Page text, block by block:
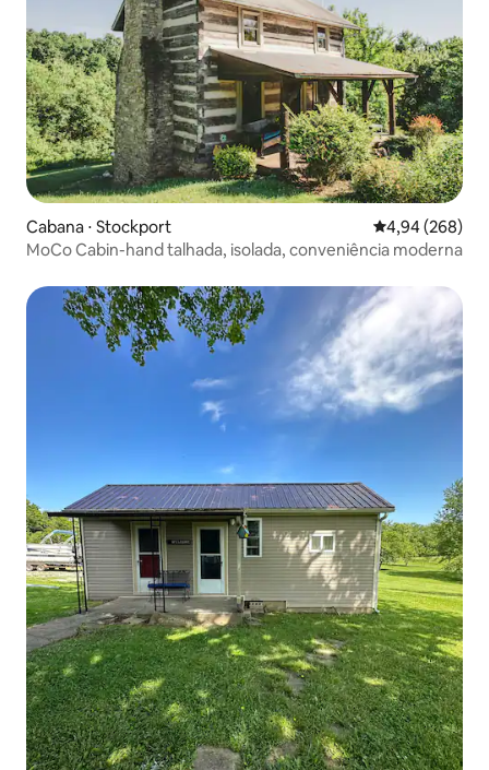
Cabana ⋅ Stockport 4,94 de uma
4,94 (268)
MoCo Cabin-hand talhada, isolada, conveniência moderna